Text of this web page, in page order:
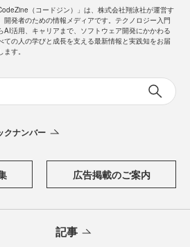
（コードジン）」は、株式会社翔泳社が運営す
開発者のための情報メディアです。テクノロジー入門
AI活用、キャリアまで、ソフトウェア開発にかかわる
ての人の学びと成長を支える最新情報と実践知をお届
ます。
クナンバー
広告掲載のご案内
記事